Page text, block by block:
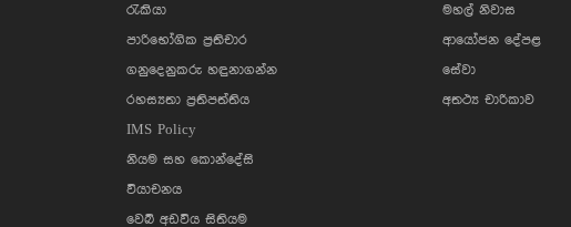
රැකියා
පාරිභෝගික ප්‍රතිචාර
ගනුදෙනුකරු හඳුනාගන්න
රහස්‍යතා ප්‍රතිපත්තිය
IMS Policy
නියම සහ කොන්දේසි
වියාචනය
වෙබ් අඩවිය සිතියම
මහල් නිවාස
ආයෝජන දේපළ
සේවා
අතථ්‍ය චාරිකාව